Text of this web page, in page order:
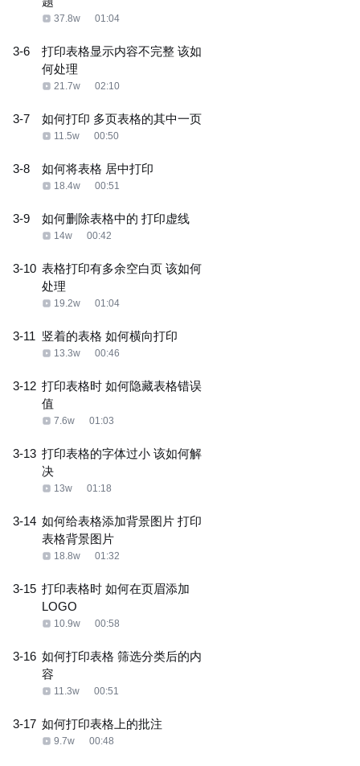
37.8w 01:04
3-6
打印表格显示内容不完整 该如
何处理
21.7w 02:10
3-7 如何打印 多页表格的其中一页
11.5w 00:50
3-8 如何将表格 居中打印
18.4w 00:51
3-9 如何删除表格中的 打印虚线
14w 00:42
3-10 表格打印有多余空白页 该如何
处理
19.2w 01:04
3-11 竖着的表格 如何横向打印
13.3w 00:46
3-12 打印表格时 如何隐藏表格错误
值
7.6w 01:03
3-13 打印表格的字体过小 该如何解
决
13w 01:18
3-14 如何给表格添加背景图片 打印
表格背景图片
18.8w 01:32
3-15 打印表格时 如何在页眉添加
LOGO
10.9w 00:58
3-16 如何打印表格 筛选分类后的内
容
11.3w 00:51
3-17 如何打印表格上的批注
9.7w 00:48